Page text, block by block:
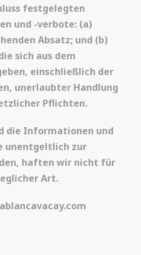
festgelegten
und -verbote: (a)
Absatz; und (b)
sich aus dem
einschließlich der
unerlaubter Handlung
Pflichten.
die Informationen und
unentgeltlich zur
haften wir nicht für
Art.